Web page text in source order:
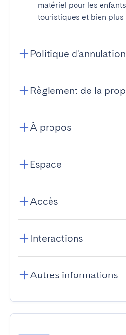
matériel pour les
touristiques et bien plus
Politique d'annulation
Règlement de la
À propos
Espace
Accès
Interactions
Autres informations